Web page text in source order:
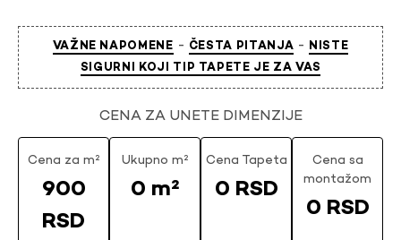
VAŽNE NAPOMENE - ČESTA PITANJA -
NISTE
SIGURNI KOJI TIP TAPETE JE ZA VAS
CENA ZA UNETE DIMENZIJE
Cena za m²
900
RSD
Ukupno m²
0 m²
Cena Tapeta
0 RSD
Cena sa
montažom
0 RSD